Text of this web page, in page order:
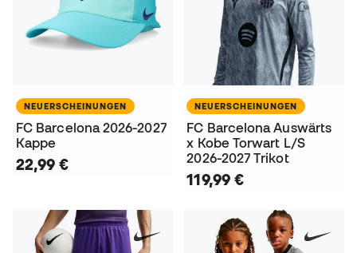
NEUERSCHEINUNGEN
FC Barcelona 2026-2027
Kappe
22,99 €
NEUERSCHEINUNGEN
FC Barcelona Auswärts
x Kobe Torwart L/S
2026-2027 Trikot
119,99 €